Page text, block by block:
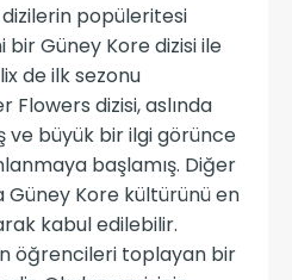
popüleritesi
Güney Kore dizisi ile
de ilk sezonu
Flowers dizisi, aslında
ve büyük bir ilgi görünce
başlamış. Diğer
Güney Kore kültürünü en
kabul edilebilir.
öğrencileri toplayan bir